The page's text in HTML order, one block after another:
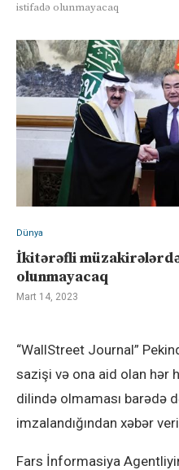
istifadə olunmayacaq
Dünya
İkitərəfli
olunmayacaq
Mart 14, 2023
“WallStreet Journal”
sazişi və ona aid olan hər
dilində olmaması barədə
imzalandığından xəbər
Fars İnformasiya